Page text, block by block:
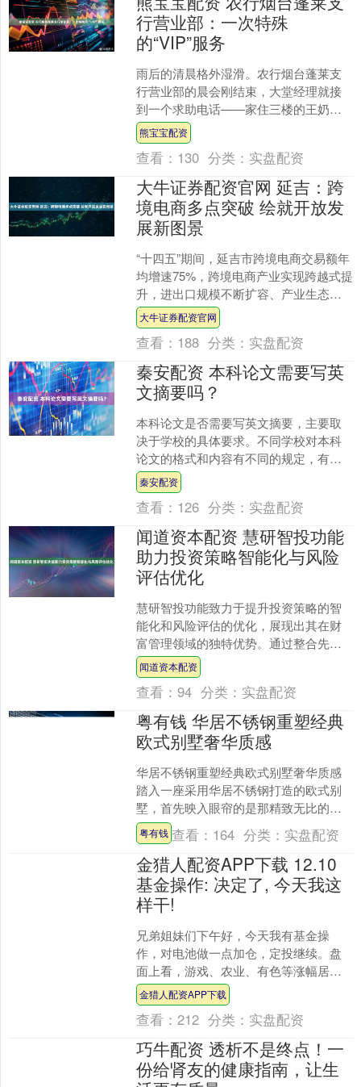
行营业部：一次特殊
的“VIP”服务
雨后的清晨格外湿滑。农行烟台蓬莱支
行营业部的晨会刚结束，大堂经理就接
到一个求助电话——家住三楼的王奶奶
摔伤了腿，急需取钱就医，却无法下
楼。 78岁的王奶奶是支行....
熊宝宝配资
查看： 130 分类： 实盘配资
大牛证券配资官网 延吉：跨
境电商多点突破 绘就开放发
展新图景
“十四五”期间，延吉市跨境电商交易额年
均增速75%，跨境电商产业实现跨越式提
升，进出口规模不断扩容、产业生态日
益完善，区域开放型经济高质量发展迈
上新台阶。 9时....
大牛证券配资官网
查看： 188 分类： 实盘配资
秦安配资 本科论文需要写英
文摘要吗？
本科论文是否需要写英文摘要，主要取
决于学校的具体要求。不同学校对本科
论文的格式和内容有不同的规定，有些
学校可能要求写英文摘要，有些则可能
不需要。因此，在开始写作....
秦安配资
查看： 126 分类： 实盘配资
闻道资本配资 慧研智投功能
助力投资策略智能化与风险
评估优化
慧研智投功能致力于提升投资策略的智
能化和风险评估的优化，展现出其在财
富管理领域的独特优势。通过整合先进
的数据分析技术和市场洞察，平台为投
资者提供了更加精准的决策....
闻道资本配资
查看：94 分类： 实盘配资
粤有钱 华居不锈钢重塑经典
欧式别墅奢华质感
华居不锈钢重塑经典欧式别墅奢华质感
踏入一座采用华居不锈钢打造的欧式别
墅，首先映入眼帘的是那精致无比的门
廊设计。原本普通的金属构件在华居不
锈钢的演绎下焕发出别样....
粤有钱 查看： 164 分类： 实盘配资
金猎人配资APP下载 12.10
基金操作: 决定了, 今天我这
样干!
兄弟姐妹们下午好，今天我有基金操
作，对电池做一点加仓，定投继续。盘
面上看，游戏、农业、有色等涨幅居
前，光伏、计算机等跌幅居前。 对市场
观点不变，A股可能还有调整....
金猎人配资APP下载
查看：212 分类： 实盘配资
巧牛配资 透析不是终点！一
份给肾友的健康指南，让生